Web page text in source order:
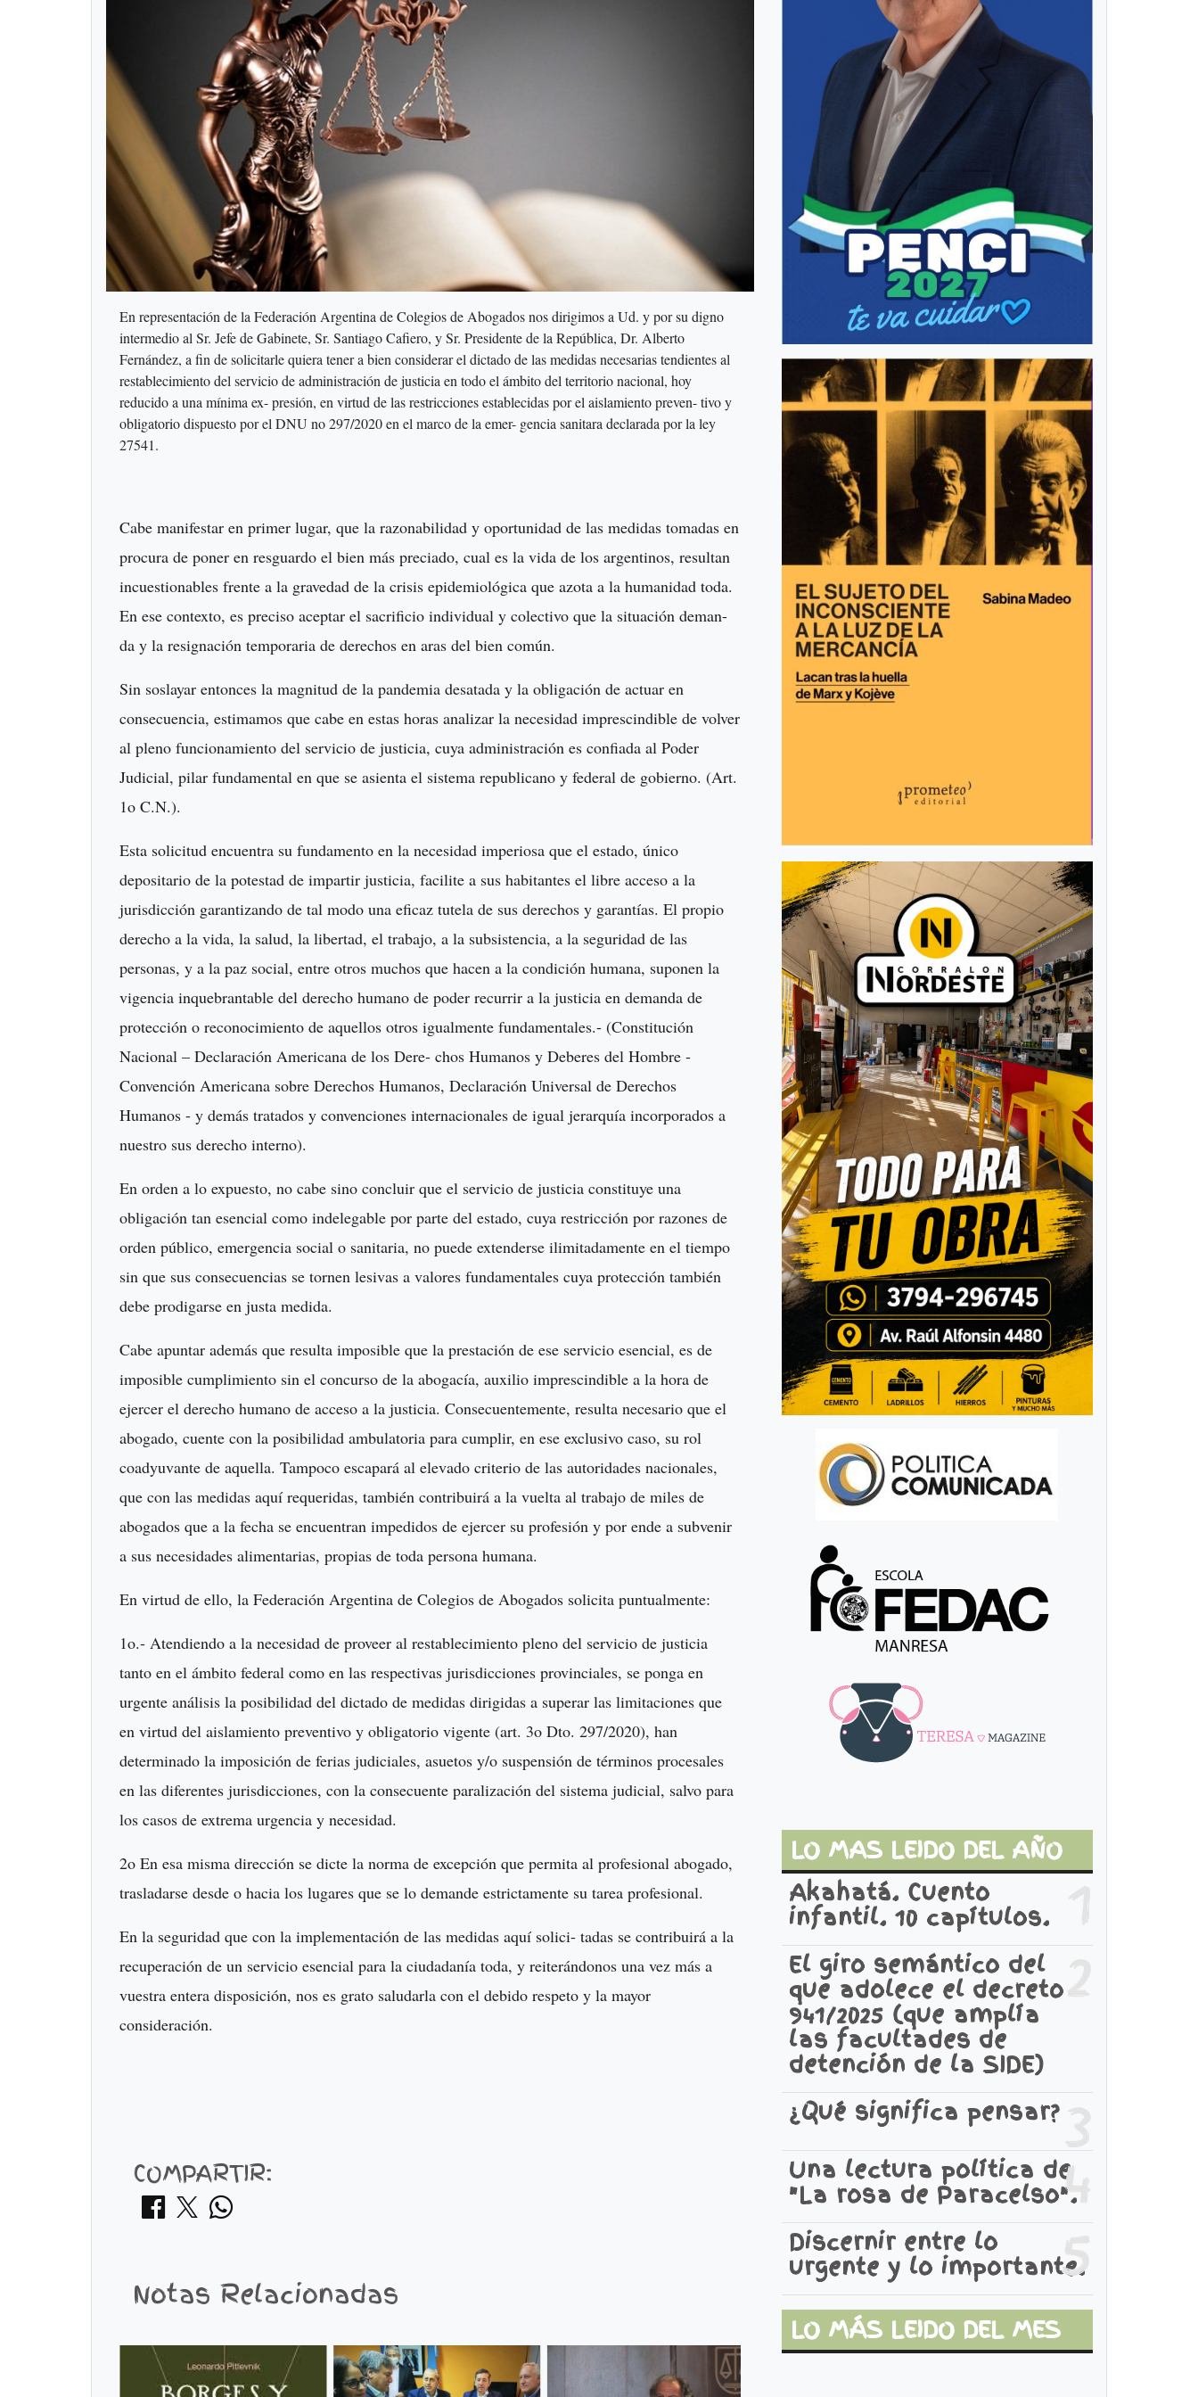
En representación de la Federación Argentina de Colegios de Abogados nos dirigimos a Ud. y por su digno
intermedio al Sr. Jefe de Gabinete, Sr. Santiago Cafiero, y Sr. Presidente de la República, Dr. Alberto
Fernández, a fin de solicitarle quiera tener a bien considerar el dictado de las medidas necesarias tendientes al
restablecimiento del servicio de administración de justicia en todo el ámbito del territorio nacional, hoy
reducido a una mínima ex- presión, en virtud de las restricciones establecidas por el aislamiento preven- tivo y
obligatorio dispuesto por el DNU no 297/2020 en el marco de la emer- gencia sanitara declarada por la ley
27541.
Cabe manifestar en primer lugar, que la razonabilidad y oportunidad de las medidas tomadas en
procura de poner en resguardo el bien más preciado, cual es la vida de los argentinos, resultan
incuestionables frente a la gravedad de la crisis epidemiológica que azota a la humanidad toda.
En ese contexto, es preciso aceptar el sacrificio individual y colectivo que la situación deman-
da y la resignación temporaria de derechos en aras del bien común.
Sin soslayar entonces la magnitud de la pandemia desatada y la obligación de actuar en
consecuencia, estimamos que cabe en estas horas analizar la necesidad imprescindible de volver
al pleno funcionamiento del servicio de justicia, cuya administración es confiada al Poder
Judicial, pilar fundamental en que se asienta el sistema republicano y federal de gobierno. (Art.
1o C.N.).
Esta solicitud encuentra su fundamento en la necesidad imperiosa que el estado, único
depositario de la potestad de impartir justicia, facilite a sus habitantes el libre acceso a la
jurisdicción garantizando de tal modo una eficaz tutela de sus derechos y garantías. El propio
derecho a la vida, la salud, la libertad, el trabajo, a la subsistencia, a la seguridad de las
personas, y a la paz social, entre otros muchos que hacen a la condición humana, suponen la
vigencia inquebrantable del derecho humano de poder recurrir a la justicia en demanda de
protección o reconocimiento de aquellos otros igualmente fundamentales.- (Constitución
Nacional – Declaración Americana de los Dere- chos Humanos y Deberes del Hombre -
Convención Americana sobre Derechos Humanos, Declaración Universal de Derechos
Humanos - y demás tratados y convenciones internacionales de igual jerarquía incorporados a
nuestro sus derecho interno).
En orden a lo expuesto, no cabe sino concluir que el servicio de justicia constituye una
obligación tan esencial como indelegable por parte del estado, cuya restricción por razones de
orden público, emergencia social o sanitaria, no puede extenderse ilimitadamente en el tiempo
sin que sus consecuencias se tornen lesivas a valores fundamentales cuya protección también
debe prodigarse en justa medida.
Cabe apuntar además que resulta imposible que la prestación de ese servicio esencial, es de
imposible cumplimiento sin el concurso de la abogacía, auxilio imprescindible a la hora de
ejercer el derecho humano de acceso a la justicia. Consecuentemente, resulta necesario que el
abogado, cuente con la posibilidad ambulatoria para cumplir, en ese exclusivo caso, su rol
coadyuvante de aquella. Tampoco escapará al elevado criterio de las autoridades nacionales,
que con las medidas aquí requeridas, también contribuirá a la vuelta al trabajo de miles de
abogados que a la fecha se encuentran impedidos de ejercer su profesión y por ende a subvenir
a sus necesidades alimentarias, propias de toda persona humana.
En virtud de ello, la Federación Argentina de Colegios de Abogados solicita puntualmente:
1o.- Atendiendo a la necesidad de proveer al restablecimiento pleno del servicio de justicia
tanto en el ámbito federal como en las respectivas jurisdicciones provinciales, se ponga en
urgente análisis la posibilidad del dictado de medidas dirigidas a superar las limitaciones que
en virtud del aislamiento preventivo y obligatorio vigente (art. 3o Dto. 297/2020), han
determinado la imposición de ferias judiciales, asuetos y/o suspensión de términos procesales
en las diferentes jurisdicciones, con la consecuente paralización del sistema judicial, salvo para
los casos de extrema urgencia y necesidad.
2o En esa misma dirección se dicte la norma de excepción que permita al profesional abogado,
trasladarse desde o hacia los lugares que se lo demande estrictamente su tarea profesional.
En la seguridad que con la implementación de las medidas aquí solici- tadas se contribuirá a la
recuperación de un servicio esencial para la ciudadanía toda, y reiterándonos una vez más a
vuestra entera disposición, nos es grato saludarla con el debido respeto y la mayor
consideración.
COMPARTIR:
Notas Relacionadas
LO MAS LEIDO DEL AÑO
1
Akahatá. Cuento
infantil. 10 capítulos.
2
El giro semántico del
que adolece el decreto
941/2025 (que amplía
las facultades de
detención de la SIDE)
3
¿Qué significa pensar?
4
Una lectura política de
"La rosa de Paracelso".
5
Discernir entre lo
urgente y lo importante.
LO MÁS LEIDO DEL MES